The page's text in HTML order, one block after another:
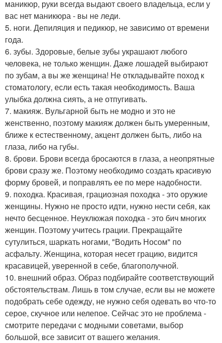
маникюр, руки всегда выдают своего владельца, если у
вас нет маникюра - вы не леди.
5. ноги. Депиляция и педикюр, не зависимо от времени
года.
6. зубы. Здоровые, белые зубы украшают любого
человека, не только женщин. Даже лошадей выбирают
по зубам, а вы же женщина! Не откладывайте поход к
стоматологу, если есть такая необходимость. Ваша
улыбка должна сиять, а не отпугивать.
7. макияж. Вульгарной быть не модно и это не
женственно, поэтому макияж должен быть умеренным,
ближе к естественному, акцент должен быть, либо на
глаза, либо на губы.
8. брови. Брови всегда бросаются в глаза, а неопрятные
брови сразу же. Поэтому необходимо создать красивую
форму бровей, и поправлять ее по мере надобности.
9. походка. Красивая, грациозная походка - это оружие
женщины. Нужно не просто идти, нужно нести себя, как
нечто бесценное. Неуклюжая походка - это бич многих
женщин. Поэтому учитесь грации. Прекращайте
сутулиться, шаркать ногами, "Водить Носом" по
асфальту. Женщина, которая несет грацию, видится
красавицей, уверенной в себе, благополучной.
10. внешний образ. Образ подбирайте соответствующий
обстоятельствам. Лишь в том случае, если вы не можете
подобрать себе одежду, не нужно себя одевать во что-то
серое, скучное или нелепое. Сейчас это не проблема -
смотрите передачи с модными советами, выбор
большой, все зависит от вашего желания.